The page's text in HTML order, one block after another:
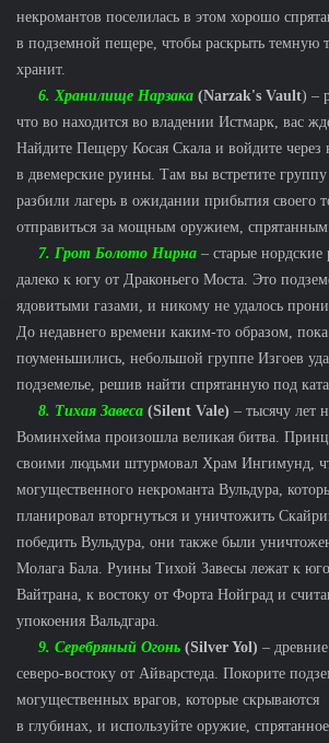
некромантов поселилась в этом хорошо
в подземной пещере, чтобы раскрыть темную
хранит.
6. Хранилище Нарзака (Narzak's Vault) –
что во находится во владении Истмарк, вас
Найдите Пещеру Косая Скала и войдите через
в двемерские руины. Там вы встретите
разбили лагерь в ожидании прибытия своего
отправиться за мощным оружием,
7. Грот Болото Нирна – старые
далеко к югу от Драконьего Моста. Это
ядовитыми газами, и никому не удалось
До недавнего времени каким-то образом,
поуменьшились, небольшой группе Изгоев
подземелье, решив найти спрятанную под
8. Тихая Завеса (Silent Vale) – тысячу лет
Воминхейма произошла великая битва. Принц
своими людьми штурмовал Храм Ингимунд,
могущественного некроманта Вульдура,
планировал вторгнуться и уничтожить
победить Вульдура, они также были
Молага Бала. Руины Тихой Завесы лежат к
Вайтрана, к востоку от Форта Нойград и
упокоения Вальдгара.
9. Серебряный Огонь (Silver Yol) –
северо-востоку от Айварстеда. Покорите
могущественных врагов, которые скрываются
в глубинах, и используйте оружие,